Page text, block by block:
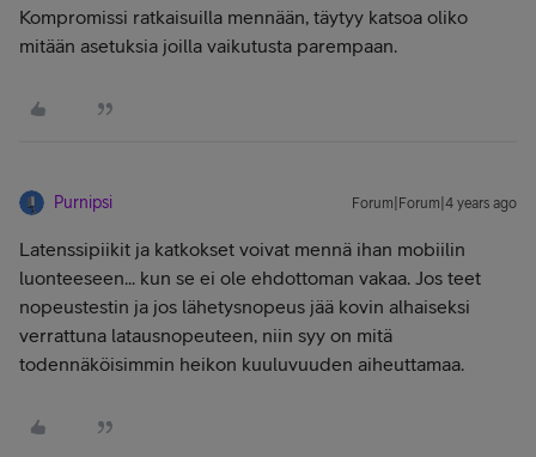
Kompromissi ratkaisuilla mennään, täytyy katsoa oliko
mitään asetuksia joilla vaikutusta parempaan.
Purnipsi Forum|Forum|4 years ago
Latenssipiikit ja katkokset voivat mennä ihan mobiilin
luonteeseen... kun se ei ole ehdottoman vakaa. Jos teet
nopeustestin ja jos lähetysnopeus jää kovin alhaiseksi
verrattuna latausnopeuteen, niin syy on mitä
todennäköisimmin heikon kuuluvuuden aiheuttamaa.